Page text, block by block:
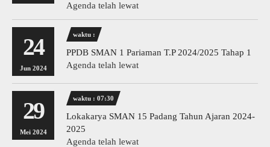
Agenda telah lewat
24
Jun 2024
waktu :
PPDB SMAN 1 Pariaman T.P 2024/2025 Tahap 1
Agenda telah lewat
29
Mei 2024
waktu : 07:30
Lokakarya SMAN 15 Padang Tahun Ajaran 2024-
2025
Agenda telah lewat